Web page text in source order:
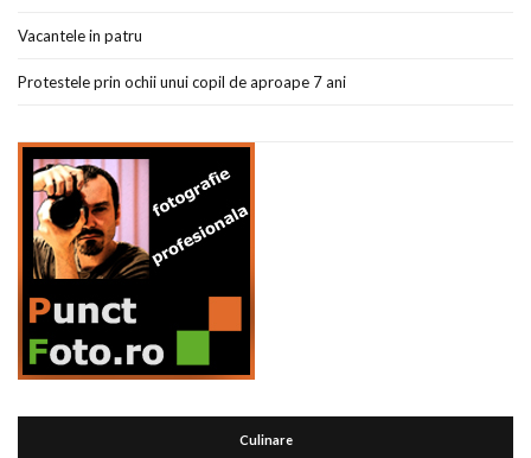
Vacantele in patru
Protestele prin ochii unui copil de aproape 7 ani
Culinare